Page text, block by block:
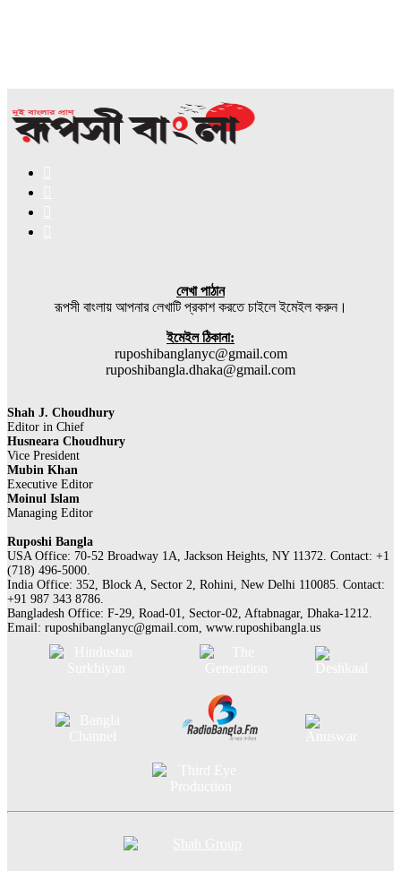
লেখা পাঠান
রূপসী বাংলায় আপনার লেখাটি প্রকাশ করতে চাইলে ইমেইল করুন।
ইমেইল ঠিকানা:
ruposhibanglanyc@gmail.com
ruposhibangla.dhaka@gmail.com
Shah J. Choudhury
Editor in Chief
Husneara Choudhury
Vice President
Mubin Khan
Executive Editor
Moinul Islam
Managing Editor
Ruposhi Bangla
USA Office: 70-52 Broadway 1A, Jackson Heights, NY 11372. Contact:‭ +1
(718) 496-5000.
India Office: 352, Block A, Sector 2, Rohini, New Delhi 110085. Contact:
+91 987 343 8786.
Bangladesh Office: F-29, Road-01, Sector-02, Aftabnagar, Dhaka-1212.
Email: ruposhibanglanyc@gmail.com, www.ruposhibangla.us